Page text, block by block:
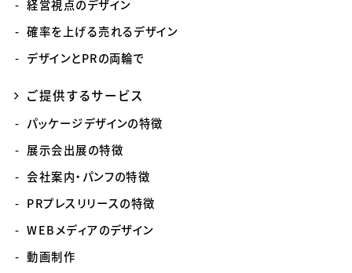
経営視点のデザイン
確率を上げる売れるデザイン
デザインとPRの両輪で
ご提供するサービス
パッケージデザインの特徴
展示会出展の特徴
会社案内・パンフの特徴
PRプレスリリースの特徴
WEBメディアのデザイン
動画制作